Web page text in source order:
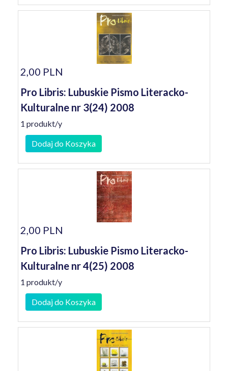
2,00 PLN
Pro Libris: Lubuskie Pismo Literacko-
Kulturalne nr 3(24) 2008
1 produkt/y
Dodaj do Koszyka
2,00 PLN
Pro Libris: Lubuskie Pismo Literacko-
Kulturalne nr 4(25) 2008
1 produkt/y
Dodaj do Koszyka